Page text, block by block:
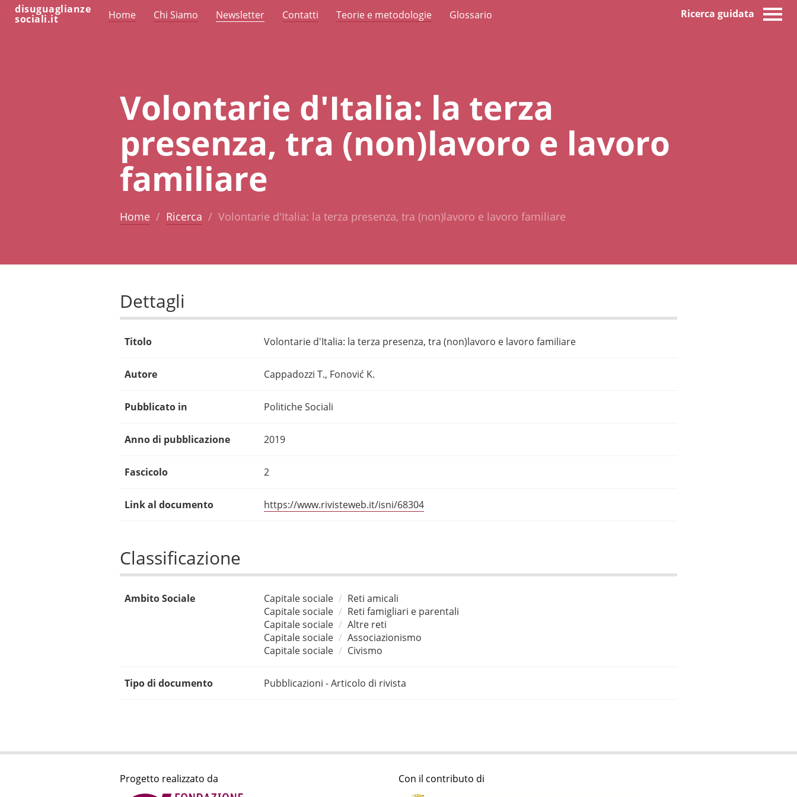
disuguaglianze
sociali.it Home Chi Siamo Newsletter Contatti Teorie e metodologie Glossario Ricerca guidata
Volontarie d'Italia: la terza
presenza, tra (non)lavoro e lavoro
familiare
Home Ricerca Volontarie d'Italia: la terza presenza, tra (non)lavoro e lavoro familiare
Dettagli
Titolo Volontarie d'Italia: la terza presenza, tra (non)lavoro e lavoro familiare
Autore Cappadozzi T., Fonović K.
Pubblicato in Politiche Sociali
Anno di pubblicazione 2019
Fascicolo 2
Link al documento https://www.rivisteweb.it/isni/68304
Classificazione
Ambito Sociale Capitale sociale
Reti amicali
Capitale sociale
Reti famigliari e parentali
Capitale sociale
Altre reti
Capitale sociale
Associazionismo
Capitale sociale
Civismo
Tipo di documento Pubblicazioni - Articolo di rivista
Progetto realizzato da Con il contributo di